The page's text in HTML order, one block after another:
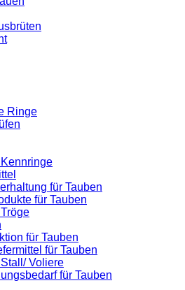
Ringe
für Tauben
für Tauben
für Tauben
für Tauben
Voliere
für Tauben